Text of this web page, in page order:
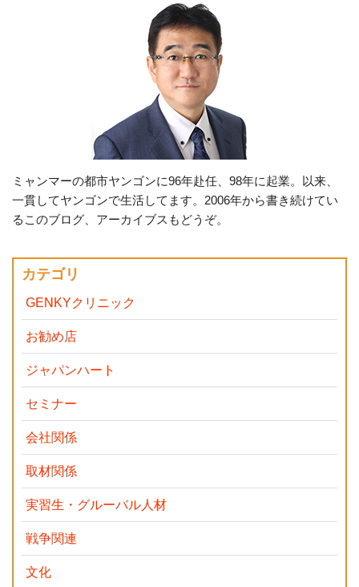
ミャンマーの都市ヤンゴンに96年赴任、98年に起業。以来、
一貫してヤンゴンで生活してます。2006年から書き続けてい
るこのブログ、アーカイブスもどうぞ。
カテゴリ
GENKYクリニック
お勧め店
ジャパンハート
セミナー
会社関係
取材関係
実習生・グルーバル人材
戦争関連
文化